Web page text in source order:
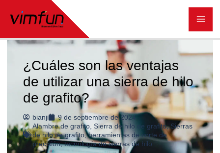
contenido
¿Cuáles son las ventajas
de utilizar una sierra de hilo
de grafito?
bianji
9 de septiembre de 2024
Alambre de grafito Sierra de hilo de grafito,Sierras
de hilo de grafito,herramientas de corte de
precisión,tecnología de sierras de hilo